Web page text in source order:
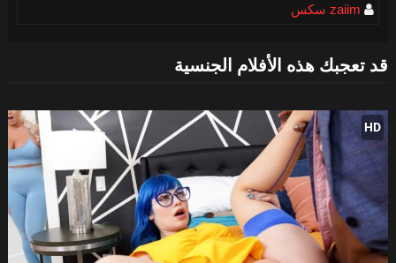
zaiim سكس
قد تعجبك هذه الأفلام الجنسية
HD